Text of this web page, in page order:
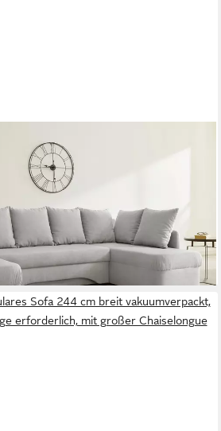
B: 260 cm, mit Schlaffunktion &
bei dir
Sofa 244 cm breit vakuumverpackt,
erforderlich, mit großer Chaiselongue